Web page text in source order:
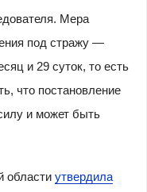
Мера
под стражу —
и 29 суток, то есть
что постановление
и может быть
области утвердила